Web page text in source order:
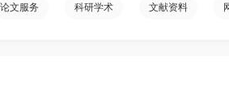
论文服务 科研学术 文献资料